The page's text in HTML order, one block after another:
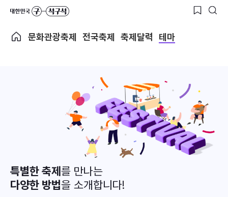
문화관광축제 전국축제 축제달력 테마
특별한 축제를 만나는
다양한 방법을 소개합니다!